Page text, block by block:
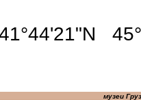
музеи